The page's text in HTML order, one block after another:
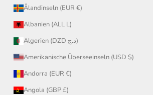
Ålandinseln (EUR €)
Albanien (ALL L)
Algerien (DZD د.ج)
Amerikanische Überseeinseln (USD $)
Andorra (EUR €)
Angola (GBP £)